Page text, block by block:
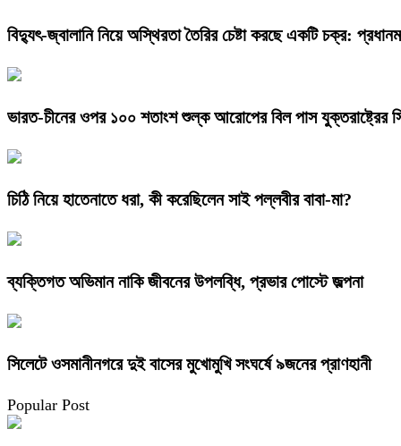
বিদ্যুৎ-জ্বালানি নিয়ে অস্থিরতা তৈরির চেষ্টা করছে একটি চক্র:
ভারত-চীনের ওপর ১০০ শতাংশ শুল্ক আরোপের বিল পাস যুক্তরাষ্ট্রের
চিঠি নিয়ে হাতেনাতে ধরা, কী করেছিলেন সাই পল্লবীর বাবা-মা?
ব্যক্তিগত অভিমান নাকি জীবনের উপলব্ধি, প্রভার পোস্টে জল্পনা
সিলেটে ওসমানীনগরে দুই বাসের মুখোমুখি সংঘর্ষে ৯জনের প্রাণহানী
Popular Post